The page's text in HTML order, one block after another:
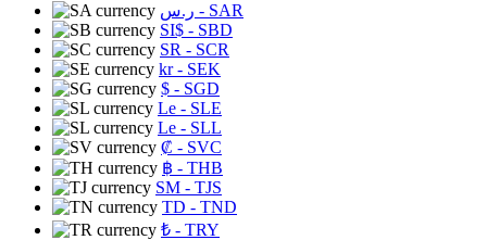
ر.س - SAR
SI$ - SBD
SR - SCR
kr- SEK
$ - SGD
Le - SLE
Le - SLL
₡ - SVC
฿ - THB
ЅМ - TJS
TD - TND
₺ - TRY